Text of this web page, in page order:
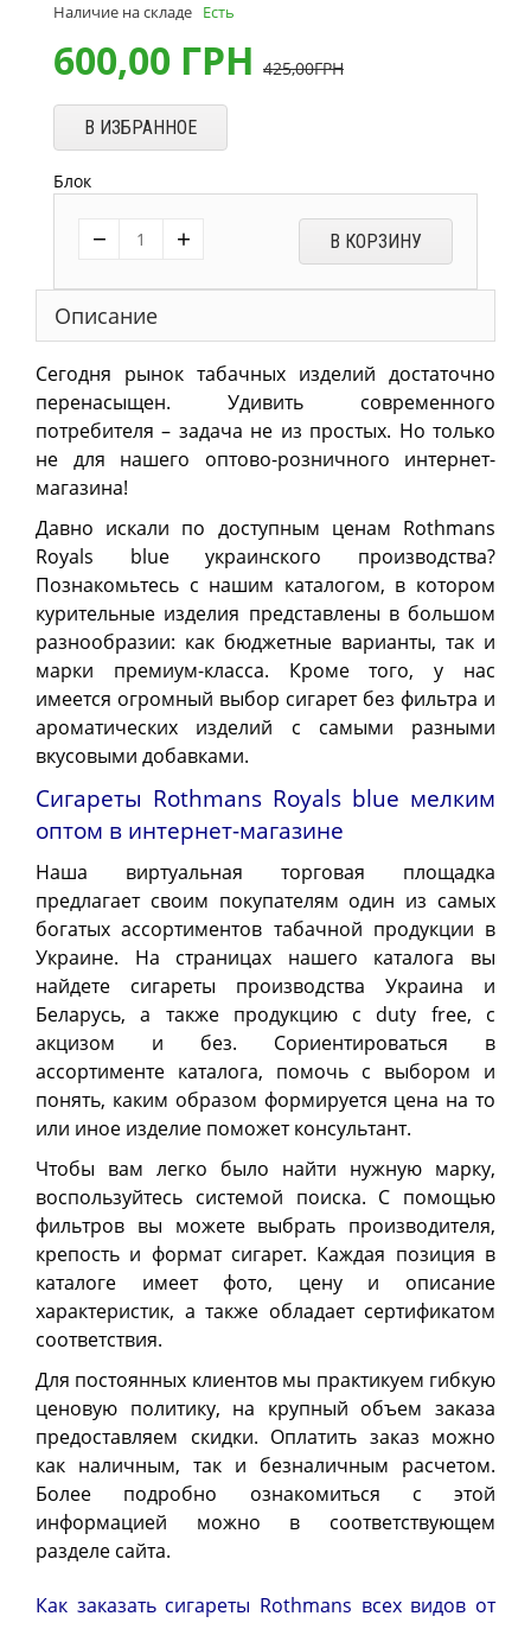
Наличие на складе Есть
600,00 ГРН 425,00ГРН
В ИЗБРАННОЕ
Блок
− + В КОРЗИНУ
Описание
Сегодня рынок табачных изделий достаточно
перенасыщен. Удивить современного
потребителя – задача не из простых. Но только
не для нашего оптово-розничного интернет-
магазина!
Давно искали по доступным ценам Rothmans
Royals blue украинского производства?
Познакомьтесь с нашим каталогом, в котором
курительные изделия представлены в большом
разнообразии: как бюджетные варианты, так и
марки премиум-класса. Кроме того, у нас
имеется огромный выбор сигарет без фильтра и
ароматических изделий с самыми разными
вкусовыми добавками.
Сигареты Rothmans Royals blue мелким
оптом в интернет-магазине
Наша виртуальная торговая площадка
предлагает своим покупателям один из самых
богатых ассортиментов табачной продукции в
Украине. На страницах нашего каталога вы
найдете сигареты производства Украина и
Беларусь, а также продукцию с duty free, с
акцизом и без. Сориентироваться в
ассортименте каталога, помочь с выбором и
понять, каким образом формируется цена на то
или иное изделие поможет консультант.
Чтобы вам легко было найти нужную марку,
воспользуйтесь системой поиска. С помощью
фильтров вы можете выбрать производителя,
крепость и формат сигарет. Каждая позиция в
каталоге имеет фото, цену и описание
характеристик, а также обладает сертификатом
соответствия.
Для постоянных клиентов мы практикуем гибкую
ценовую политику, на крупный объем заказа
предоставляем скидки. Оплатить заказ можно
как наличным, так и безналичным расчетом.
Более подробно ознакомиться с этой
информацией можно в соответствующем
разделе сайта.
Как заказать сигареты Rothmans всех видов от